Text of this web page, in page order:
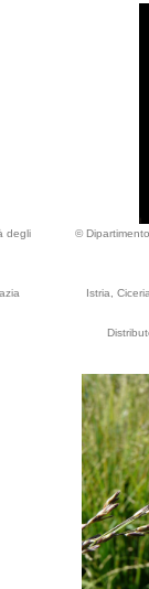
degli
©
Istria,